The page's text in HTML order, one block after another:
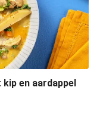
met spekjes
met spekjes
met spekjes
en aardappel